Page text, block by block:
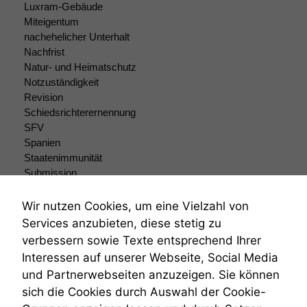
Luxram-Gebäude
Miteigentum
nachehelicher Unterhalt
Nachfrist
Natur- und Heimatschutz
Notzuständigkeit
Revision
Schiedsrichterernennung
SFV
Spanien
Staatenimmunität
Submission
Teilungsklage
Venezuela
VRK
Wiederherstellungsanordnung
Zivilprozessordnung
ZPO
Zustellfiktion
Wir nutzen Cookies, um eine Vielzahl von
Services anzubieten, diese stetig zu
verbessern sowie Texte entsprechend Ihrer
Interessen auf unserer Webseite, Social Media
und Partnerwebseiten anzuzeigen. Sie können
sich die Cookies durch Auswahl der Cookie-
Um unsere
verbessern,
zeichnen
wir
anonyme
statistische
Daten auf.